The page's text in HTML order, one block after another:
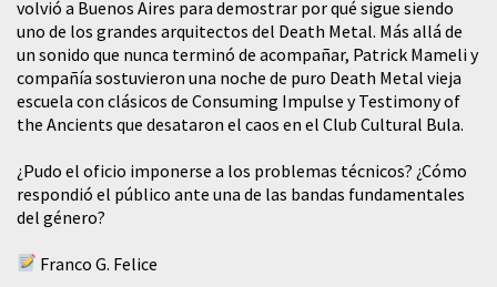
volvió a Buenos Aires para demostrar por qué sigue siendo
uno de los grandes arquitectos del Death Metal. Más allá de
un sonido que nunca terminó de acompañar, Patrick Mameli y
compañía sostuvieron una noche de puro Death Metal vieja
escuela con clásicos de Consuming Impulse y Testimony of
the Ancients que desataron el caos en el Club Cultural Bula.
¿Pudo el oficio imponerse a los problemas técnicos? ¿Cómo
respondió el público ante una de las bandas fundamentales
del género?
Franco G. Felice